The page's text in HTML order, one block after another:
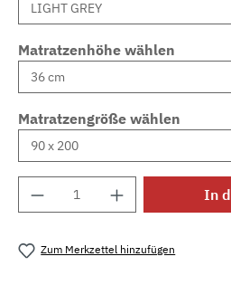
Matratzenhöhe wählen
Matratzengröße wählen
Produkt Anzahl: GibIn
Zum Merkzettel hinzufügen